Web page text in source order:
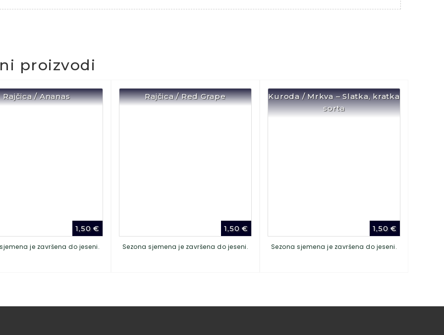
proizvodi
Rajčica / Ananas
1,50€
je završena do jeseni.
Rajčica / Red Grape
1,50€
Sezona sjemena je završena do jeseni.
Kuroda / Mrkva – Slatka, kratka
sorta
1,50€
Sezona sjemena je završena do jeseni.